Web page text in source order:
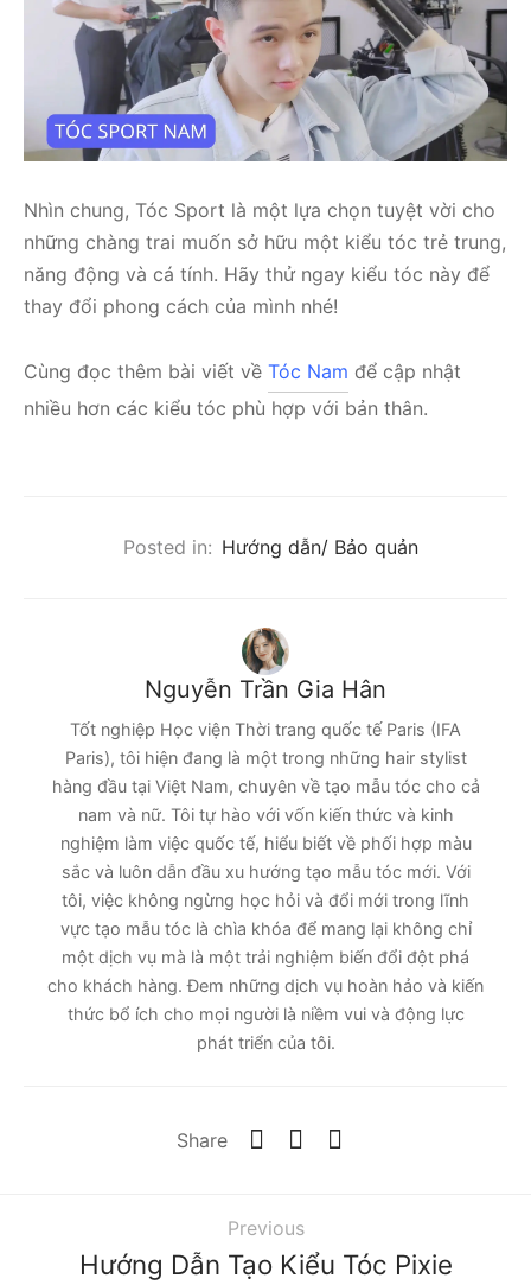
Nhìn chung, Tóc Sport là một lựa chọn tuyệt vời cho
những chàng trai muốn sở hữu một kiểu tóc trẻ trung,
năng động và cá tính. Hãy thử ngay kiểu tóc này để
thay đổi phong cách của mình nhé!
Cùng đọc thêm bài viết về Tóc Nam để cập nhật
nhiều hơn các kiểu tóc phù hợp với bản thân.
Posted in: Hướng dẫn/ Bảo quản
Nguyễn Trần Gia Hân
Tốt nghiệp Học viện Thời trang quốc tế Paris (IFA
Paris), tôi hiện đang là một trong những hair stylist
hàng đầu tại Việt Nam, chuyên về tạo mẫu tóc cho cả
nam và nữ. Tôi tự hào với vốn kiến thức và kinh
nghiệm làm việc quốc tế, hiểu biết về phối hợp màu
sắc và luôn dẫn đầu xu hướng tạo mẫu tóc mới. Với
tôi, việc không ngừng học hỏi và đổi mới trong lĩnh
vực tạo mẫu tóc là chìa khóa để mang lại không chỉ
một dịch vụ mà là một trải nghiệm biến đổi đột phá
cho khách hàng. Đem những dịch vụ hoàn hảo và kiến
thức bổ ích cho mọi người là niềm vui và động lực
phát triển của tôi.
Share
Previous
Hướng Dẫn Tạo Kiểu Tóc Pixie